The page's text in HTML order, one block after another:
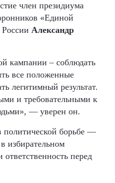
член президиума
«Единой
Александр
кампании – соблюдать
все положенные
легитимный результат.
и требовательными к
— уверен он.
политической борьбе —
избирательном
ответственность перед